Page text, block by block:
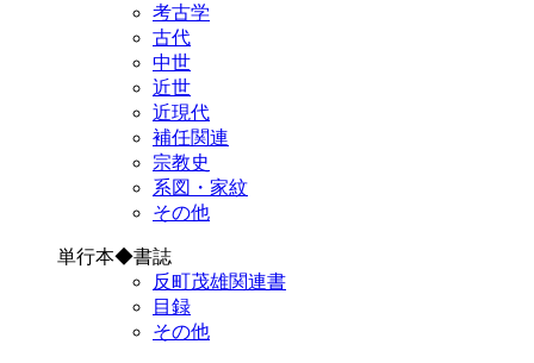
考古学
古代
中世
近世
近現代
補任関連
宗教史
系図・家紋
その他
単行本◆書誌
反町茂雄関連書
目録
その他